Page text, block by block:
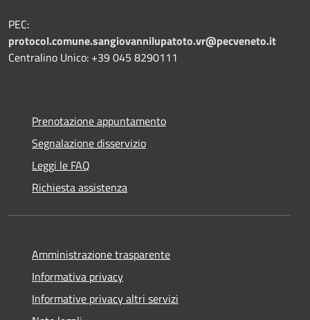
PEC:
protocol.comune.sangiovannilupatoto.vr@pecveneto.it
Centralino Unico: +39 045 8290111
Prenotazione appuntamento
Segnalazione disservizio
Leggi le FAQ
Richiesta assistenza
Amministrazione trasparente
Informativa privacy
Informative privacy altri servizi